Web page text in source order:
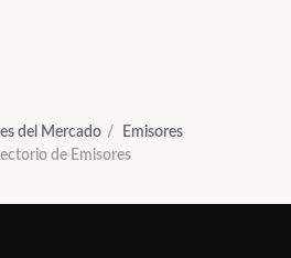
del Mercado
Emisores
de Emisores